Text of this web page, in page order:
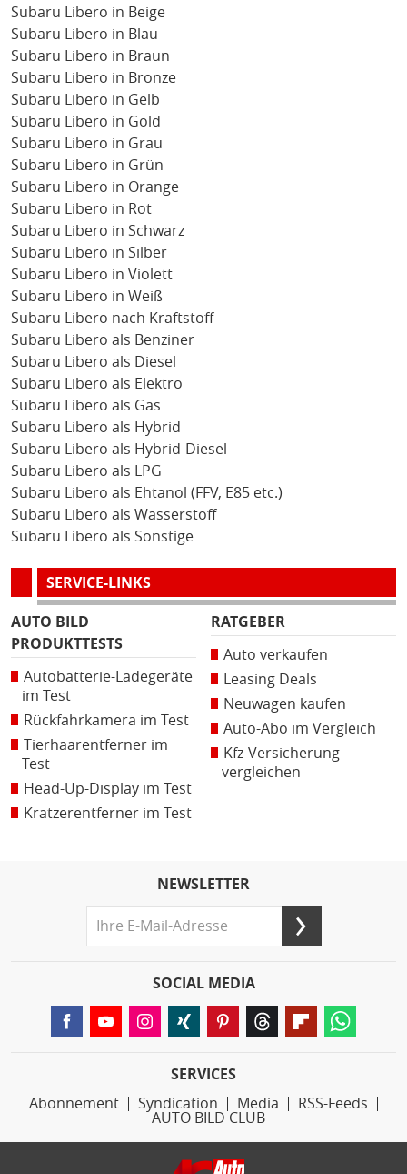
Subaru Libero in Beige
Subaru Libero in Blau
Subaru Libero in Braun
Subaru Libero in Bronze
Subaru Libero in Gelb
Subaru Libero in Gold
Subaru Libero in Grau
Subaru Libero in Grün
Subaru Libero in Orange
Subaru Libero in Rot
Subaru Libero in Schwarz
Subaru Libero in Silber
Subaru Libero in Violett
Subaru Libero in Weiß
Subaru Libero nach Kraftstoff
Subaru Libero als Benziner
Subaru Libero als Diesel
Subaru Libero als Elektro
Subaru Libero als Gas
Subaru Libero als Hybrid
Subaru Libero als Hybrid-Diesel
Subaru Libero als LPG
Subaru Libero als Ehtanol (FFV, E85 etc.)
Subaru Libero als Wasserstoff
Subaru Libero als Sonstige
SERVICE-LINKS
AUTO BILD
PRODUKTTESTS
Autobatterie-Ladegeräte
im Test
Rückfahrkamera im Test
Tierhaarentferner im
Test
Head-Up-Display im Test
Kratzerentferner im Test
RATGEBER
Auto verkaufen
Leasing Deals
Neuwagen kaufen
Auto-Abo im Vergleich
Kfz-Versicherung
vergleichen
NEWSLETTER
SOCIAL MEDIA
SERVICES
Abonnement
Syndication Media
RSS-Feeds
AUTO BILD CLUB